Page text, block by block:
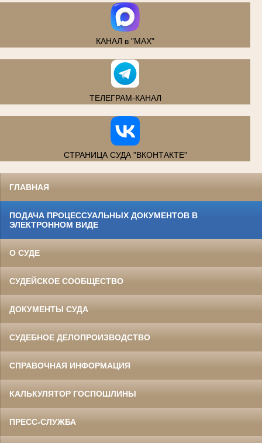
КАНАЛ в "MAX"
ТЕЛЕГРАМ-КАНАЛ
СТРАНИЦА СУДА "ВКОНТАКТЕ"
ГЛАВНАЯ
ПОДАЧА ПРОЦЕССУАЛЬНЫХ ДОКУМЕНТОВ В
ЭЛЕКТРОННОМ ВИДЕ
О СУДЕ
СУДЕЙСКОЕ СООБЩЕСТВО
ДОКУМЕНТЫ СУДА
СУДЕБНОЕ ДЕЛОПРОИЗВОДСТВО
СПРАВОЧНАЯ ИНФОРМАЦИЯ
КАЛЬКУЛЯТОР ГОСПОШЛИНЫ
ПРЕСС-СЛУЖБА